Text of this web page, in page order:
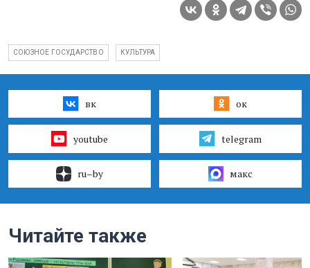
СОЮЗНОЕ ГОСУДАРСТВО КУЛЬТУРА
вк ок
youtube telegram
ru–by макс
Читайте также